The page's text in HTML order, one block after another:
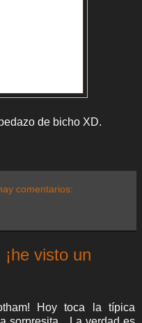
de bicho XD.
comentarios:
visto un
Hoy toca la típica